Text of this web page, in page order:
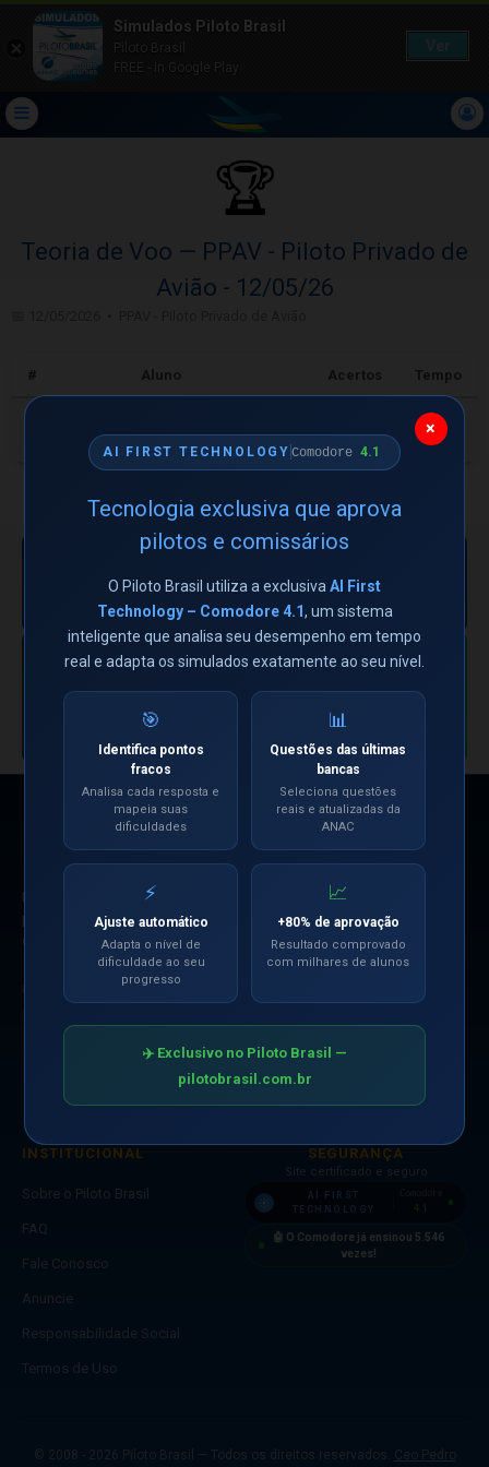
🏆
Teoria de Voo — PPAV - Piloto Privado de
Avião - 12/05/26
# Aluno Acertos Tempo
FERNANDES
30m 0s
← Ver todos os torneios
ESPAÇO PUBLICITÁRIO
Sua marca aqui —
exclusiva, sem
concorrentes.
+169 mil aviadores. 1 único anunciante
por posição.
Ver oportunidade →
CANAL OFICIAL
Siga nosso Canal
no WhatsApp
Entrar no Canal
Referência nacional na preparação
para as Bancas Oficiais da ANAC
desde 2008.
Apoiamos
em todo o
mundo
NAVEGAÇÃO
🤖 Simulados com IA
📋 Pré-Bancas
🎬 Videoaulas
INSTITUCIONAL
Sobre o Piloto Brasil
FAQ
Fale Conosco
Anuncie
Responsabilidade Social
Termos de Uso
SEGURANÇA
Site certificado e seguro
AI FIRST
TECHNOLOGY
🤖 O Comodore já ensinou 5.546
vezes!
×
AI FIRST TECHNOLOGY Comodore4.1
Tecnologia exclusiva que aprova
pilotos e comissários
O Piloto Brasil utiliza a exclusiva AI First
Technology – Comodore 4.1, um sistema
inteligente que analisa seu desempenho em tempo
real e adapta os simulados exatamente ao seu nível.
🎯
Identifica pontos
fracos
Analisa cada resposta e
mapeia suas
dificuldades
📊
Questões das últimas
bancas
Seleciona questões
reais e atualizadas da
ANAC
⚡
Ajuste automático
Adapta o nível de
dificuldade ao seu
progresso
📈
+80% de aprovação
Resultado comprovado
com milhares de alunos
✈️ Exclusivo no Piloto Brasil —
pilotobrasil.com.br
Simulados Piloto Brasil
Piloto Brasil
FREE - In Google Play